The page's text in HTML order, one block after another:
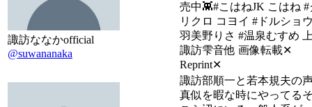
諏訪ななかofficial
@suwananaka
売中👾#こはねJK こはね #
リクロ コヨイ #ドルショ
羽美野りさ #温泉むすめ
諏訪雫音他 画像転載✕
Reprint✕
諏訪部順一と若本規夫の
真似を暇な時にやってる